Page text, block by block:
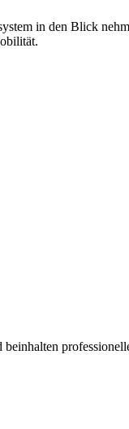
in den Blick